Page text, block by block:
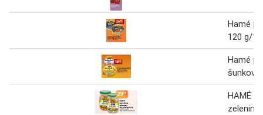
Hamé
120 g/
Hamé
šunková
HAMÉ
zelenina